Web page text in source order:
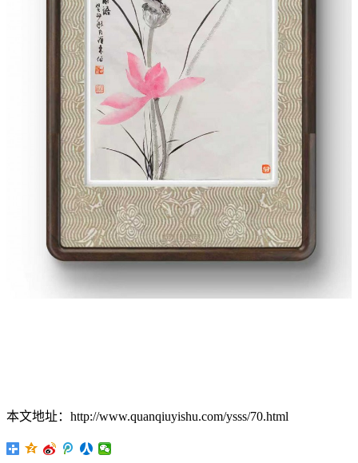
本文地址：http://www.quanqiuyishu.com/ysss/70.html